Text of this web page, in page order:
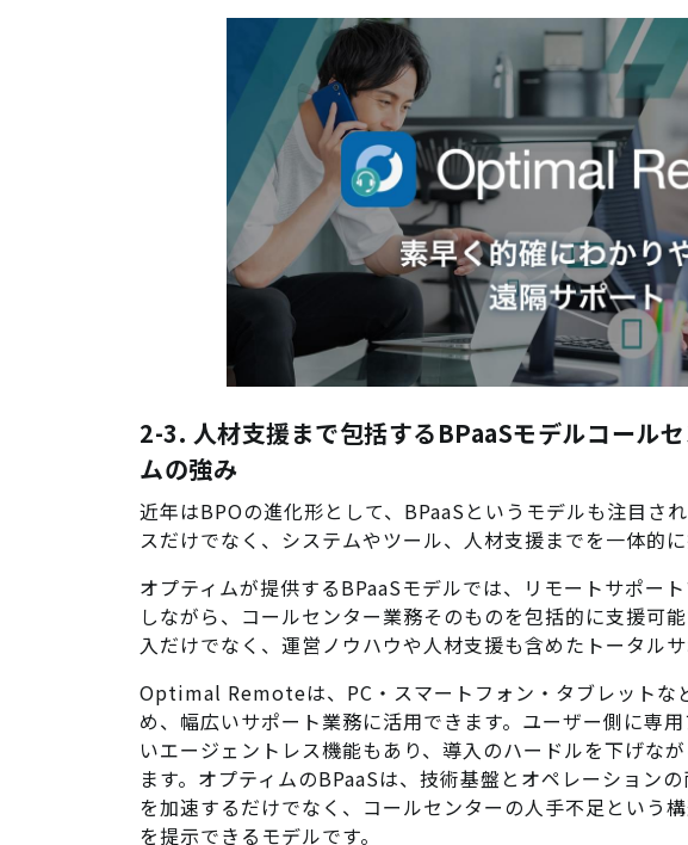
2-3. 人材支援まで包括するBPaaSモデル――コール
ムの強み
近年はBPOの進化形として、BPaaSというモデルも注目さ
スだけでなく、システムやツール、人材支援までを一体的
オプティムが提供するBPaaSモデルでは、リモートサポ
しながら、コールセンター業務そのものを包括的に支援可
入だけでなく、運営ノウハウや人材支援も含めたトータルサ
Optimal Remoteは、PC・スマートフォン・タブレットな
め、幅広いサポート業務に活用できます。ユーザー側に専
いエージェントレス機能もあり、導入のハードルを下げな
ます。オプティムのBPaaSは、技術基盤とオペレーション
を加速するだけでなく、コールセンターの人手不足という
を提示できるモデルです。